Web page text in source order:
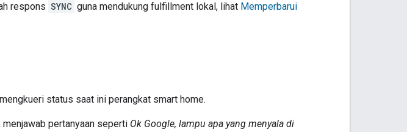
respons SYNC guna mendukung fulfillment lokal, lihat Memperbarui
status saat ini perangkat smart home.
menjawab pertanyaan seperti Ok Google, lampu apa yang menyala di